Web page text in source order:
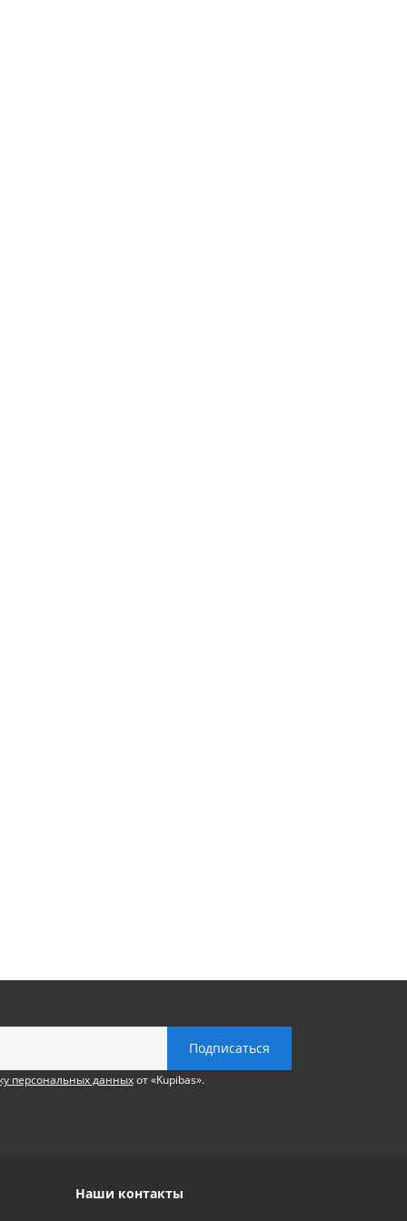
персональных данныхот «Kupibas».
Наши контакты